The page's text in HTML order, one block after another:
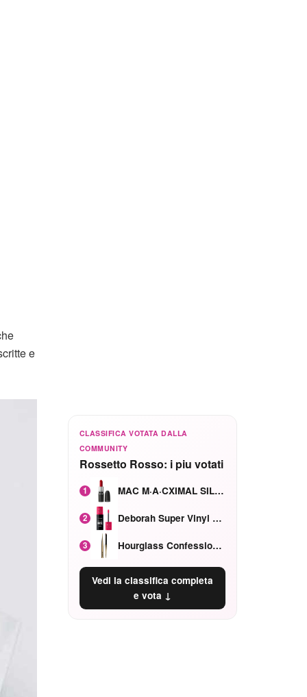
e
CLASSIFICA VOTATA DALLA
COMMUNITY
Rossetto Rosso: i piu votati
1 MAC M·A·CXIMAL SILKY MATTE Red Rock mat
2 Deborah Super Vinyl Shake Rosa Ciliegia
3 Hourglass Confession Ricaricabile Ultra Preciso Ad Alta Intensità Secretly Classic Red
Vedi la classifica completa
e vota ↓